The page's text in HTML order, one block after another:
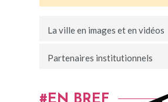
La ville en images et en vidéos
Partenaires institutionnels